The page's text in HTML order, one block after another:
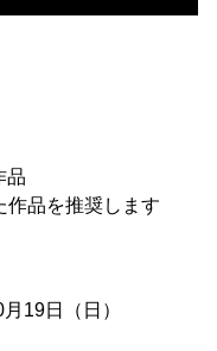
品
品を推奨します
19日（日）